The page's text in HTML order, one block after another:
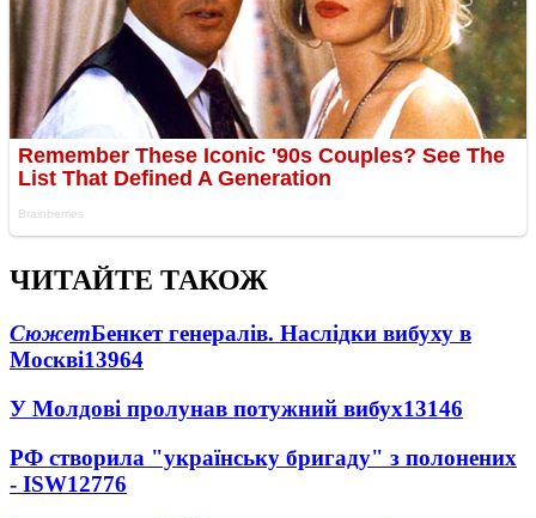
ЧИТАЙТЕ ТАКОЖ
СюжетБенкет генералів. Наслідки вибуху в
Москві13964
У Молдові пролунав потужний вибух13146
РФ створила "українську бригаду" з полонених
- ISW12776